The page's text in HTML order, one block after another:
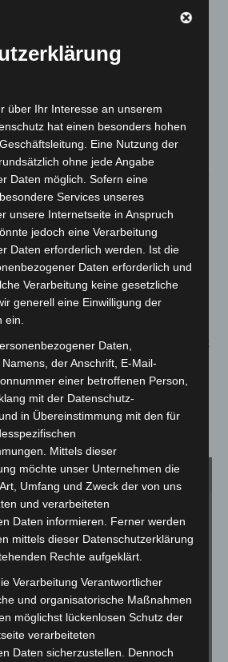
(maritime Technologien), um
Hannover mit mehr als 35
Strömungsanlage,
der Einbettung von
und eine hochleistungsfähige
und zukünftig zu betreiben.
GWK wird in Hannover eine
geschaffen. Hier
die gleichzeitige Belastung
in großem Maßstab und
Steilere und höhere
den Klimawandel prognostiziert
auch im Experiment nachgestellt
neuen, umlaufenden
erstmalig Tideströmungen wie
Der neue Tiefteil ermöglicht
befindlichen Teil von Offshore-
zu simulieren und die dort
von Boden und Anlage zu
1von 8
über Ihr Interesse an unserem
hat einen besonders hohen
Eine Nutzung der
ohne jede Angabe
Daten möglich. Sofern eine
Services unseres
unsere Internetseite in Anspruch
jedoch eine Verarbeitung
Daten erforderlich werden. Ist die
Daten erforderlich und
Verarbeitung keine gesetzliche
generell eine Einwilligung der
ein.
Daten,
der Anschrift, E-Mail-
einer betroffenen Person,
mit der Datenschutz-
in Übereinstimmung mit den für
Mittels dieser
möchte unser Unternehmen die
Umfang und Zweck der von uns
und verarbeiteten
Daten informieren. Ferner werden
mittels dieser Datenschutzerklärung
Rechte aufgeklärt.
Verarbeitung Verantwortlicher
und organisatorische Maßnahmen
möglichst lückenlosen Schutz der
verarbeiteten
Daten sicherzustellen. Dennoch